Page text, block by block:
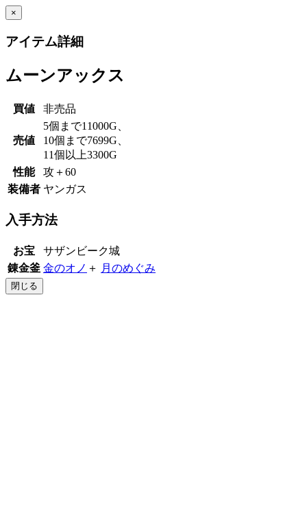
×
アイテム詳細
ムーンアックス
買値 非売品
売値
5個まで11000G、
10個まで7699G、
11個以上3300G
性能
攻＋60
装備者 ヤンガス
入手方法
お宝
サザンビーク城
錬金釜 金のオノ ＋ 月のめぐみ
閉じる